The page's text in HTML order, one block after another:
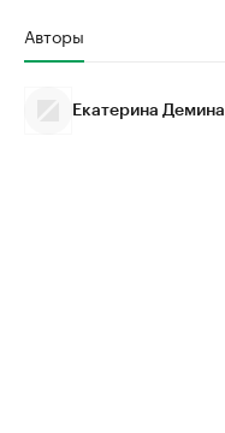
Авторы
Екатерина Демина